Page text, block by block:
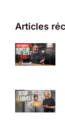
Articles